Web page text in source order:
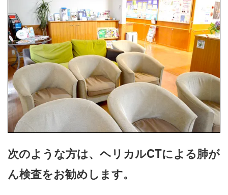
次のような方は、ヘリカルCTによる肺が
ん検査をお勧めします。